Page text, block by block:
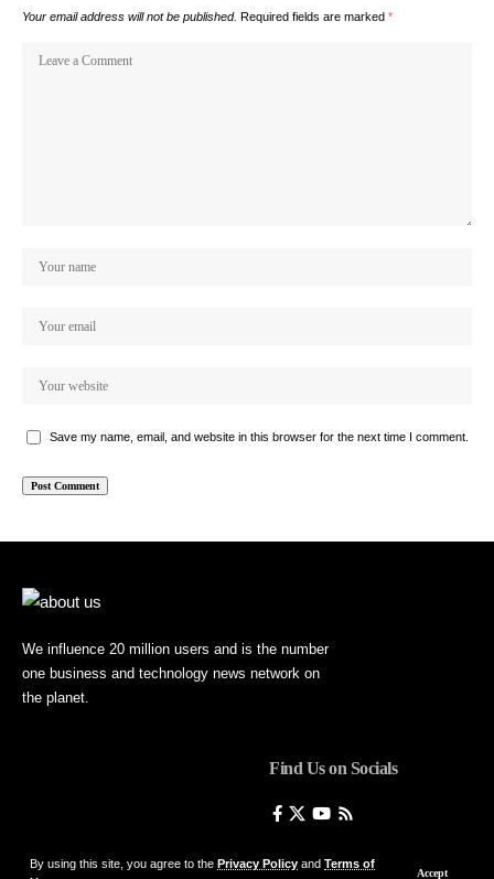
By using this site, you agree to the Privacy Policy and Terms of
Accept
Your email address will not be published. Required fields are marked *
Save my name, email, and website in this browser for the next time I comment.
We influence 20 million users and is the number
one business and technology news network on
the planet.
Find Us on Socials